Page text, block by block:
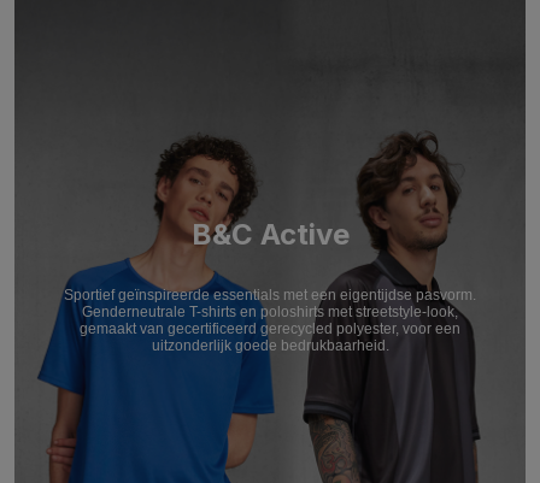
B&C Active
Sportief geïnspireerde essentials met een eigentijdse pasvorm.
Genderneutrale T-shirts en poloshirts met streetstyle-look,
gemaakt van gecertificeerd gerecycled polyester, voor een
uitzonderlijk goede bedrukbaarheid.